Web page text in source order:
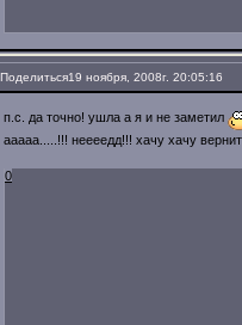
Поделиться19 ноября, 2008г. 20:05:16
п.с. да точно! ушла а я и не заметил
ааааа.....!!! неееедд!!! хачу хачу
0